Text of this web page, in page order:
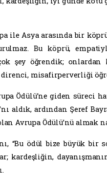
kente Avrupa’nın en
kazanılmasına katkı